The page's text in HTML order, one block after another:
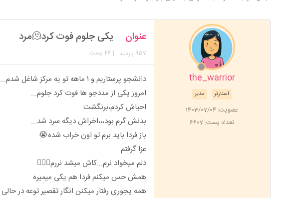
the_warrior
مدیر استارتر
عضویت: 1403/07/04
تعداد پست: 6607
عنوان یکی جلوم فوت کرد🫠مرد
957 بازدید | 46 پست
دانشجو پرستاریم و ۱ ماهه تو یه مرکز شاغل شدم...
امروز یکی از مددجو ها فوت کرد جلوم...
احیاش کردم،برنگشت
بدنش گرم بود،،،اخراش دیگه سرد شد...
باز فردا باید برم تو اون خراب شده😭
عزا گرفتم
دلم میخواد نرم...کاش میشد نررم🤦🏼‍♀️
همش حس میکنم فردا هم یکی میمیره
همه یجوری رفتار میکنن انگار تقصیر توعه در